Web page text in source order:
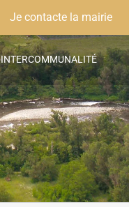
Je contacte la mairie
INTERCOMMUNALITÉ